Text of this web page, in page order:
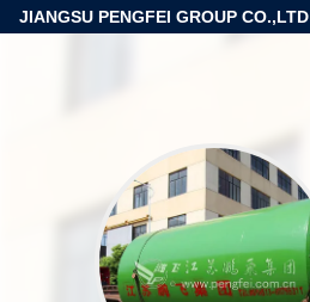
JIANGSU PENGFEI GROUP CO.,LTD